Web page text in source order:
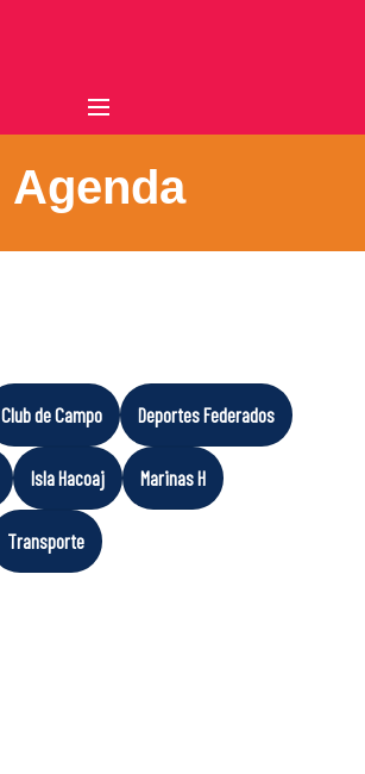
Agenda
Club de Campo Deportes Federados
Isla Hacoaj Marinas H
Transporte